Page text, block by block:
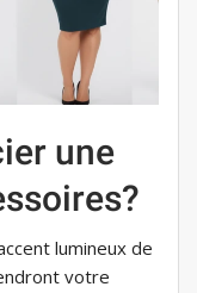
une
lumineux de
votre